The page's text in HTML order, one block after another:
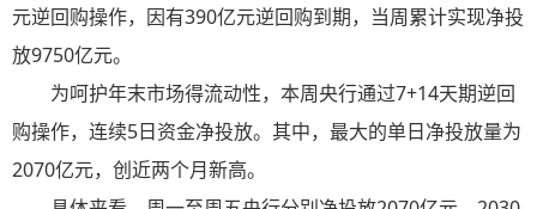
元逆回购操作，因有390亿元逆回购到期，当周累计实现净投
放9750亿元。
为呵护年末市场得流动性，本周央行通过7+14天期逆回
购操作，连续5日资金净投放。其中，最大的单日净投放量为
2070亿元，创近两个月新高。